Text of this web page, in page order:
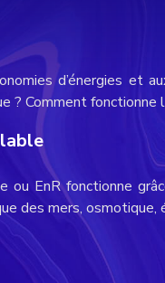
d’énergies et
? Comment
ou EnR fonctionne
des mers, osmotique,